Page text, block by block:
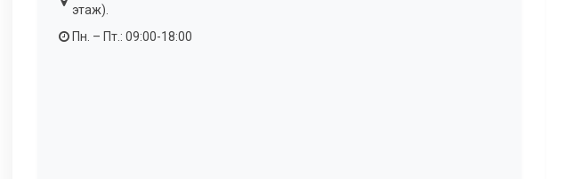
этаж).
Пн. – Пт.: 09:00-18:00